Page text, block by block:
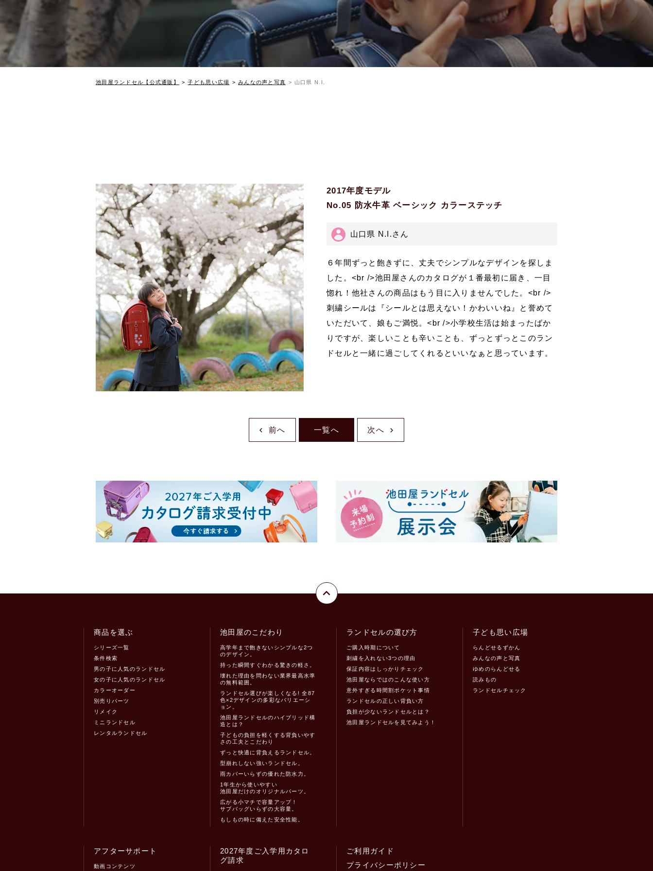
池田屋ランドセル【公式通販】 子ども思い広場 みんなの声と写真 山口県 N.I.
2017年度モデル
No.05 防水牛革 ベーシック カラーステッチ
山口県 N.I.さん
６年間ずっと飽きずに、丈夫でシンプルなデザインを探しま
した。<br />池田屋さんのカタログが１番最初に届き、一目
惚れ！他社さんの商品はもう目に入りませんでした。<br />
刺繍シールは『シールとは思えない！かわいいね』と誉めて
いただいて、娘もご満悦。<br />小学校生活は始まったばか
りですが、楽しいことも辛いことも、ずっとずっとこのラン
ドセルと一緒に過ごしてくれるといいなぁと思っています。
前へ 次へ
一覧へ
商品を選ぶ
シリーズ一覧
条件検索
男の子に人気のランドセル
女の子に人気のランドセル
カラーオーダー
別売りパーツ
リメイク
ミニランドセル
レンタルランドセル
池田屋のこだわり
高学年まで飽きないシンプルな2つ
のデザイン。
持った瞬間すぐわかる驚きの軽さ。
壊れた理由を問わない業界最高水準
の無料範囲。
ランドセル選びが楽しくなる! 全87
色×2デザインの多彩なバリエーシ
ョン。
池田屋ランドセルのハイブリッド構
造とは？
子どもの負担を軽くする背負いやす
さの工夫とこだわり
ずっと快適に背負えるランドセル。
型崩れしない強いランドセル。
雨カバーいらずの優れた防水力。
1年生から使いやすい
池田屋だけのオリジナルパーツ。
広がる小マチで容量アップ！
サブバッグいらずの大容量。
もしもの時に備えた安全性能。
ランドセルの選び方
ご購入時期について
刺繍を入れない3つの理由
保証内容はしっかりチェック
池田屋ならではのこんな使い方
意外すぎる時間割ポケット事情
ランドセルの正しい背負い方
負担が少ないランドセルとは？
池田屋ランドセルを見てみよう！
子ども思い広場
らんどせるずかん
みんなの声と写真
ゆめのらんどせる
読みもの
ランドセルチェック
アフターサポート
動画コンテンツ
2027年度ご入学用カタロ
グ請求
ご利用ガイド
プライバシーポリシー